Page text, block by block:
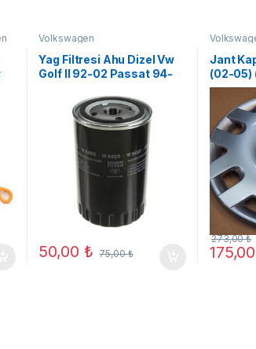
Volkswagen
Yag Filtresi Ahu Dizel Vw
Golf II 92-02 Passat 94-
50,00 ₺ 75,00₺
Jant
(02-05)
273,00₺